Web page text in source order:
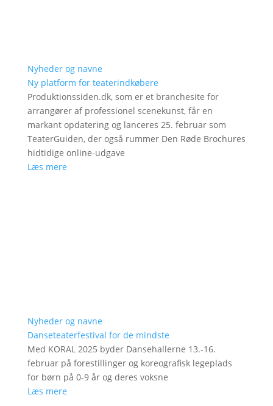
Nyheder og navne
Ny platform for teaterindkøbere
Produktionssiden.dk, som er et branchesite for
arrangører af professionel scenekunst, får en
markant opdatering og lanceres 25. februar som
TeaterGuiden, der også rummer Den Røde Brochures
hidtidige online-udgave
Læs mere
Nyheder og navne
Danseteaterfestival for de mindste
Med KORAL 2025 byder Dansehallerne 13.-16.
februar på forestillinger og koreografisk legeplads
for børn på 0-9 år og deres voksne
Læs mere